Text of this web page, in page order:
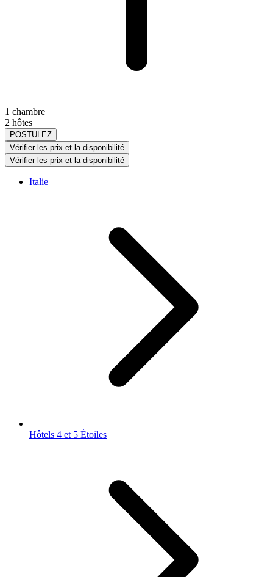
1 chambre
2 hôtes
POSTULEZ
Vérifier les prix et la disponibilité
Vérifier les prix et la disponibilité
Italie
Hôtels 4 et 5 Étoiles